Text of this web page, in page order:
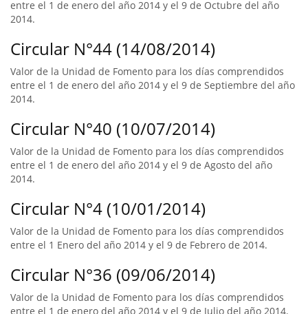
entre el 1 de enero del año 2014 y el 9 de Octubre del año
2014.
Circular N°44 (14/08/2014)
Valor de la Unidad de Fomento para los días comprendidos
entre el 1 de enero del año 2014 y el 9 de Septiembre del año
2014.
Circular N°40 (10/07/2014)
Valor de la Unidad de Fomento para los días comprendidos
entre el 1 de enero del año 2014 y el 9 de Agosto del año
2014.
Circular N°4 (10/01/2014)
Valor de la Unidad de Fomento para los días comprendidos
entre el 1 Enero del año 2014 y el 9 de Febrero de 2014.
Circular N°36 (09/06/2014)
Valor de la Unidad de Fomento para los días comprendidos
entre el 1 de enero del año 2014 y el 9 de Julio del año 2014.